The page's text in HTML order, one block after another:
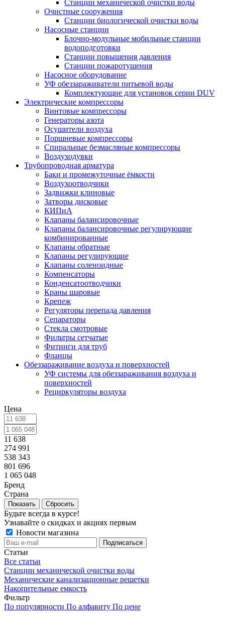
Станции механической очистки воды
Очистные сооружения
Станции биологической очистки воды
Насосные станции
Блочно-модульные мобильные станции
водоподготовки
Станции повышения давления
Станции пожаротушения
Насосное оборудование
УФ обеззараживатели питьевой воды
Комплектующие для установок серии DUV
Электрические компрессоры
Винтовые компрессоры
Генераторы азота
Осушители воздуха
Поршневые компрессоры
Спиральные безмасляные компрессоры
Воздуходувки
Трубопроводная арматура
Баки и промежуточные ёмкости
Воздухоотводчики
Задвижки клиновые
Затворы дисковые
КИПиА
Клапаны балансировочные
Клапаны балансировочные регулирующие
комбинированные
Клапаны обратные
Клапаны регулирующие
Клапаны соленоидные
Компенсаторы
Конденсатоотводчики
Краны шаровые
Крепеж
Регуляторы перепада давления
Сепараторы
Стекла смотровые
Фильтры сетчатые
Фитинги для труб
Фланцы
Обеззараживание воздуха и поверхностей
УФ системы для обеззараживания воздуха и
поверхностей
Рециркуляторы воздуха
Цена
11 638
274 991
538 343
801 696
1 065 048
Бренд
Страна
Сбросить
Будьте всегда в курсе!
Узнавайте о скидках и акциях первым
Новости магазина
Статьи
Все статьи
Станции механической очистки воды
Механические канализационные решетки
Накопительные емкость
Фильтр
По популярности По алфавиту По цене